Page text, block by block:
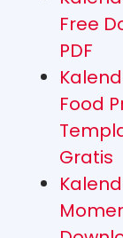
Free
PDF
Food
Gratis